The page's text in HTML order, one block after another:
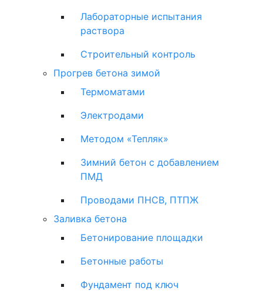
Лабораторные испытания
раствора
Строительный контроль
Прогрев бетона зимой
Термоматами
Электродами
Методом «Тепляк»
Зимний бетон с добавлением
ПМД
Проводами ПНСВ, ПТПЖ
Заливка бетона
Бетонирование площадки
Бетонные работы
Фундамент под ключ